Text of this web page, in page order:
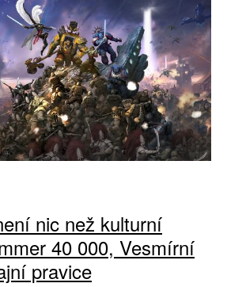
nic než kulturní
40 000, Vesmírní
pravice